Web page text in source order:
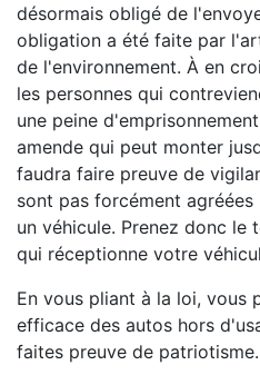
désormais obligé de
obligation a été faite par
de l'environnement. À en
les personnes qui
une peine
amende qui peut monter
faudra faire preuve de
sont pas forcément
un véhicule. Prenez donc le
qui réceptionne votre
En vous pliant à la loi, vous
efficace des autos hors
faites preuve de patriotisme.